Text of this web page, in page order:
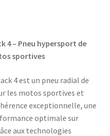
– Pneu hypersport de
sportives
4 est un pneu radial de
les motos sportives et
exceptionnelle, une
optimale sur
aux technologies